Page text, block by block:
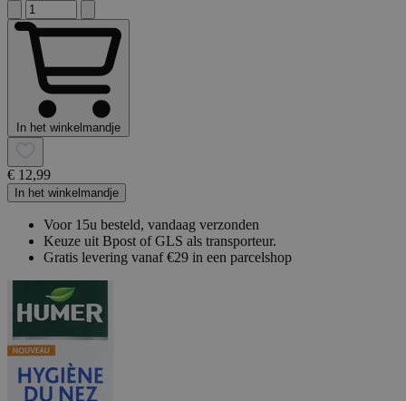
In het winkelmandje
€ 12,99
In het winkelmandje
Voor 15u besteld, vandaag verzonden
Keuze uit Bpost of GLS als transporteur.
Gratis levering vanaf €29 in een parcelshop